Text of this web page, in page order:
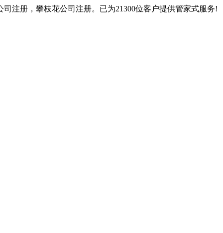
注册，攀枝花公司注册。已为21300位客户提供管家式服务!